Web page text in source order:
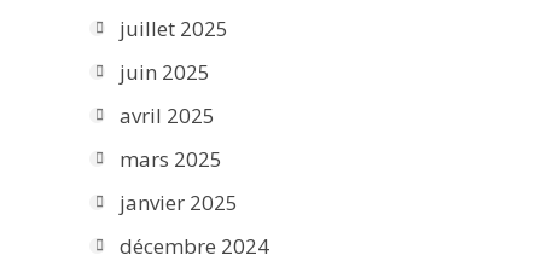
juillet 2025
juin 2025
avril 2025
mars 2025
janvier 2025
décembre 2024